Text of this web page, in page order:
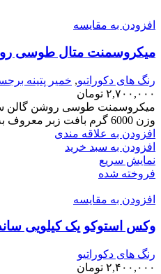
افزودن به مقایسه
میکروسمنت متال طوسی
رنگ های دکوراتیو, خمیر پتینه
۲,۷۰۰,۰۰۰ تومان
میکروسمنت طوسی روشن گالن
وزن 6000 گرم بافت زبر معروف به میکروسمنت متال
افزودن به علاقه مندی
افزودن به سبد خرید
نمایش سریع
فروخته شده
افزودن به مقایسه
وکس استوکو یک کیلویی
رنگ های دکوراتیو
۲,۴۰۰,۰۰۰ تومان